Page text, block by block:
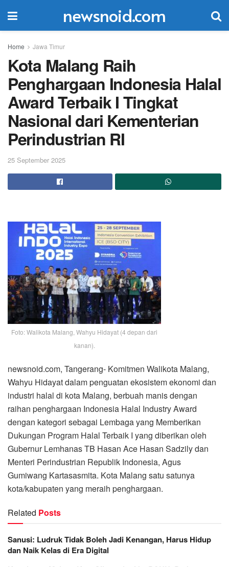
newsnoid.com
Home Jawa Timur
Kota Malang Raih
Penghargaan Indonesia Halal
Award Terbaik I Tingkat
Nasional dari Kementerian
Perindustrian RI
25 September 2025
Foto: Walikota Malang, Wahyu Hidayat (4 depan dari
kanan).
newsnoid.com, Tangerang- Komitmen Walikota Malang,
Wahyu Hidayat dalam penguatan ekosistem ekonomi dan
industri halal di kota Malang, berbuah manis dengan
raihan penghargaan Indonesia Halal Industry Award
dengan kategori sebagai Lembaga yang Memberikan
Dukungan Program Halal Terbaik I yang diberikan oleh
Gubernur Lemhanas TB Hasan Ace Hasan Sadzily dan
Menteri Perindustrian Republik Indonesia, Agus
Gumiwang Kartasasmita. Kota Malang satu satunya
kota/kabupaten yang meraih penghargaan.
Related Posts
Sanusi: Ludruk Tidak Boleh Jadi Kenangan, Harus Hidup
dan Naik Kelas di Era Digital